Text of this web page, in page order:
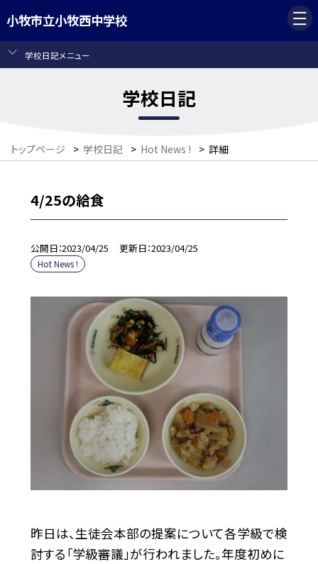
小牧市立小牧西中学校
学校日記メニュー
学校日記
トップページ > 学校日記 > Hot News ! > 詳細
4/25の給食
公開日 2023/04/25 更新日 2023/04/25
Hot News !
昨日は、生徒会本部の提案について各学級で検
討する「学級審議」が行われました。年度初めに